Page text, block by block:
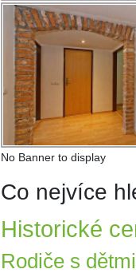
No Banner to display
Co nejvíce
Historické
Rodiče s dětmi